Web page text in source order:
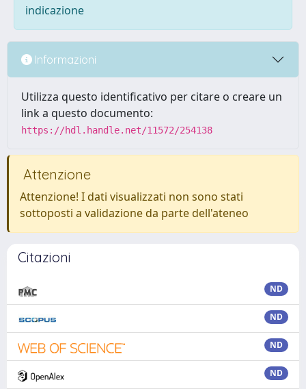
indicazione
Informazioni
Utilizza questo identificativo per citare o creare un
link a questo documento:
https://hdl.handle.net/11572/254138
Attenzione
Attenzione! I dati visualizzati non sono stati
sottoposti a validazione da parte dell'ateneo
Citazioni
ND
ND
ND
ND